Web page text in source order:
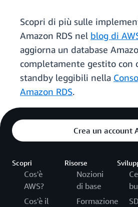
Scopri di più sulle
Amazon RDS nel blog di
aggiorna un database
completamente gestito con
standby leggibili nella
Amazon RDS.
Crea un account
Scopri
Cos'è
AWS?
Cos'è il
Risorse
Nozioni
di base
Formazione